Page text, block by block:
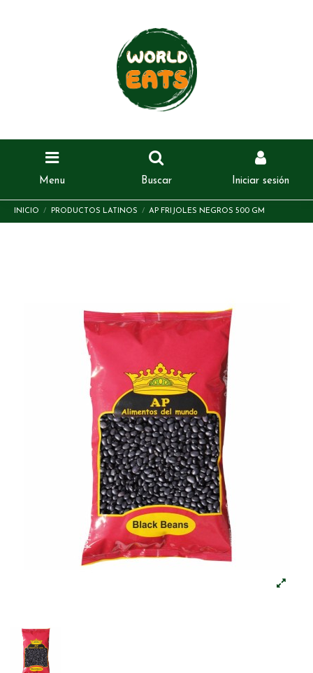
Menu Buscar Iniciar sesión
INICIO PRODUCTOS LATINOS AP FRIJOLES NEGROS 500 GM